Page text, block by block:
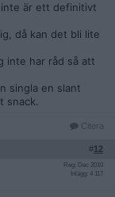
är ett definitivt
då kan det bli lite
inte har råd så att
singla en slant
snack.
Citera
#12
Reg: Dec 2010
Inlägg: 4 117